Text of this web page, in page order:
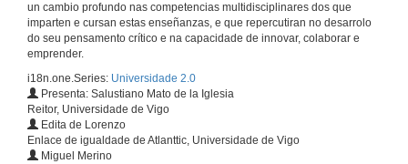
un cambio profundo nas competencias multidisciplinares dos que
imparten e cursan estas enseñanzas, e que repercutiran no desarrolo
do seu pensamento crítico e na capacidade de innovar, colaborar e
emprender.
i18n.one.Series: Universidade 2.0
Presenta: Salustiano Mato de la Iglesia
Reitor, Universidade de Vigo
Edita de Lorenzo
Enlace de igualdade de Atlanttic, Universidade de Vigo
Miguel Merino